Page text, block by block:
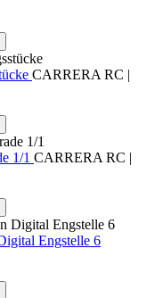
CARRERA RC |
1/1 CARRERA RC |
Engstelle 6